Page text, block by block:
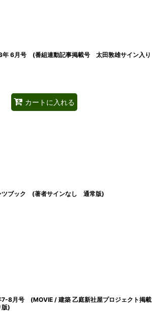
年 6月号 (番組連動記事掲載号 太田敦雄サイン入り
カートに入れる
ツブック (著者サインなし 通常版)
8月号 (MOVIE / 建築 乙庭新社屋プロジェクト掲載
)